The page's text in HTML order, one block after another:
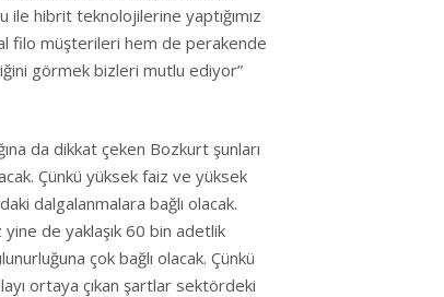
ile hibrit teknolojilerine yaptığımız
filo müşterileri hem de perakende
görmek bizleri mutlu ediyor”
da dikkat çeken Bozkurt şunları
Çünkü yüksek faiz ve yüksek
dalgalanmalara bağlı olacak.
de yaklaşık 60 bin adetlik
çok bağlı olacak. Çünkü
ortaya çıkan şartlar sektördeki